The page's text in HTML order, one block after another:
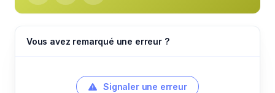
Vous avez remarqué une erreur ?
Signaler une erreur